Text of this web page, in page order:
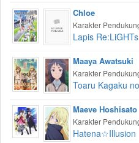
Chloe
Karakter
Lapis Re:LiGHTs
Maaya Awatsuki
Karakter
Toaru Kagaku
Maeve Hoshisato
Karakter
Hatena☆Illusion